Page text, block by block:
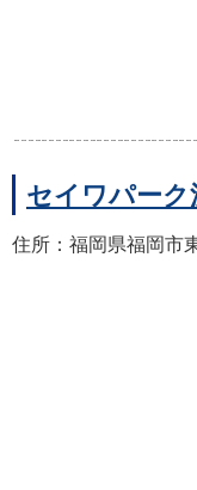
セイワパー
住所：福岡県福岡市